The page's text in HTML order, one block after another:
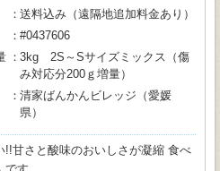
送料込み（遠隔地追加料金あり）
#0437606
3kg 2S～Sサイズミックス（傷
み対応分200ｇ増量）
清家ばんかんビレッジ（愛媛
県）
甘さと酸味のおいしさが凝縮 食べ